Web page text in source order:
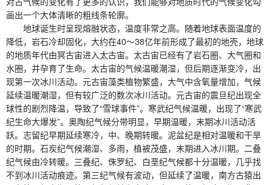
画出一个大体清晰的粗线条轮廓。
地球诞生时呈现熔融状态，温度非常之高。随着地球表面温度的
降低，岩石冷却固化，大约在40～38亿年前形成了最初的地壳，地球
的地质年代由冥古宙进入太古宙。太古宙已经有了岩石圈、大气圈和
水圈，并孕育了生命。太古宙的气候温暖潮湿，但后期逐渐变冷，出
现第一次冰川活动。元古宙藻类植物繁盛，大气中含氧量增加，气候
延续温暖潮湿，但有较广泛的数次冰川活动。元古宙的震旦纪出现全
球性的剧烈降温，导致了“雪球事件”。寒武纪气候温暖，出现了“寒武
纪生命大爆发”。奥陶纪气候分带明显，早期温暖，末期冰川活动活
跃。志留纪早期延续寒冷，中、晚期转暖。泥盆纪是相对温暖和干旱
的时期。石炭纪气候潮湿、多雨，植被茂盛，末期进入冰川期。二叠
纪气候由冷转暖。三叠纪、侏罗纪、白垩纪气候都十分温暖，几乎找
不到冰川活动痕迹。第三纪气候有波动，但延续了温暖，南方古猿出